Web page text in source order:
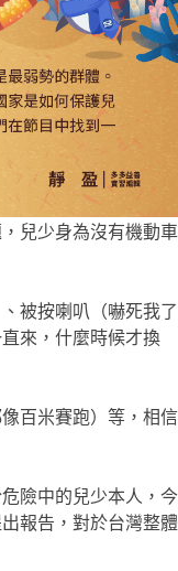
兒少身為沒有機動車
被按喇叭（嚇死我了
來，什麼時候才換
百米賽跑）等，相信
險中的兒少本人，今
報告，對於台灣整體